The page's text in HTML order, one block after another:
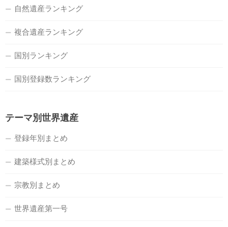
自然遺産ランキング
複合遺産ランキング
国別ランキング
国別登録数ランキング
テーマ別世界遺産
登録年別まとめ
建築様式別まとめ
宗教別まとめ
世界遺産第一号